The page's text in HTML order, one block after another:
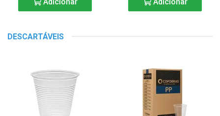
DESCARTÁVEIS